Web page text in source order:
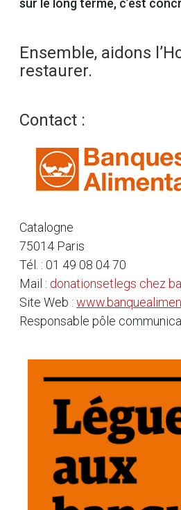
sur le long terme, c’est
Ensemble, aidons
restaurer.
Contact :
Catalogne
75014 Paris
Tél. : 01 49 08 04 70
Mail : donationsetlegs chez
Site Web :
Responsable pôle